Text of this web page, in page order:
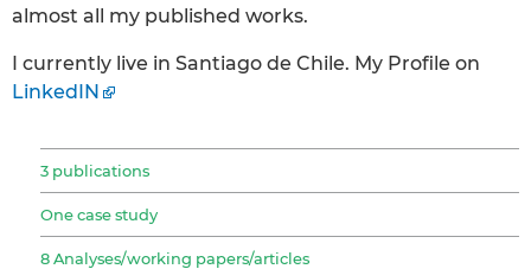
almost all my published works.
I currently live in Santiago de Chile. My Profile on
LinkedIN
3 publications
One case study
8 Analyses/working papers/articles